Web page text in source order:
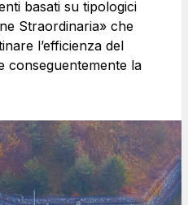
basati su tipologici
Straordinaria» che
l’efficienza del
conseguentemente la